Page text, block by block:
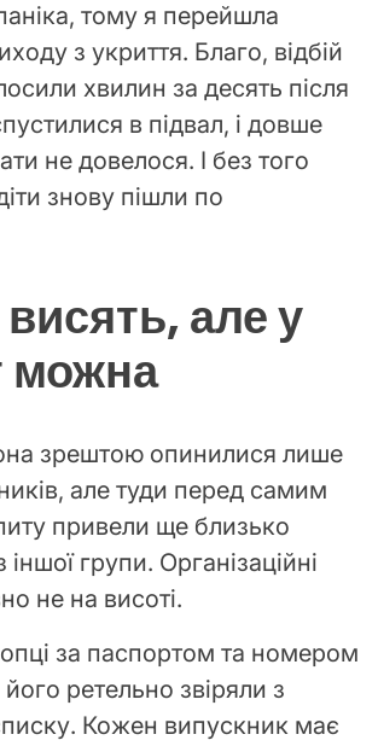
тому я перейшла
з укриття. Благо, відбій
хвилин за десять після
в підвал, і довше
не довелося. І без того
знову пішли по
але у
можна
зрештою опинилися лише
але туди перед самим
привели ще близько
іншої групи. Організаційні
не на висоті.
за паспортом та номером
його ретельно звіряли з
Кожен випускник має